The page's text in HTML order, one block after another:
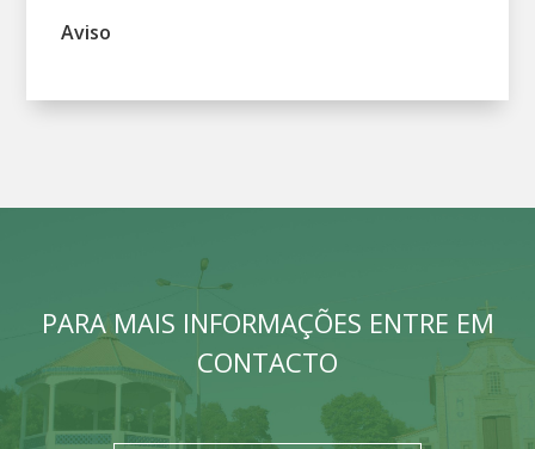
Aviso
PARA MAIS INFORMAÇÕES ENTRE EM
CONTACTO